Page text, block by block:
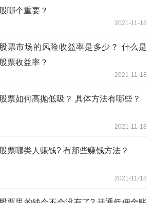
股哪个重要？
2021-11-18
股票市场的风险收益率是多少？ 什么是
股票收益率？
2021-11-18
股票如何高抛低吸？ 具体方法有哪些？
2021-11-18
股票哪类人赚钱? 有那些赚钱方法？
2021-11-18